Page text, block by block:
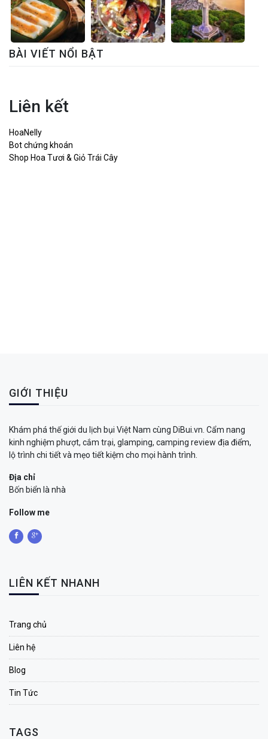
BÀI VIẾT NỔI BẬT
Liên kết
HoaNelly
Bot chứng khoán
Shop Hoa Tươi & Giỏ Trái Cây
GIỚI THIỆU
Khám phá thế giới du lịch bụi Việt Nam cùng DiBui.vn. Cẩm nang
kinh nghiệm phượt, cắm trại, glamping, camping review địa điểm,
lộ trình chi tiết và mẹo tiết kiệm cho mọi hành trình.
Địa chỉ
Bốn biển là nhà
Follow me
LIÊN KẾT NHANH
Trang chủ
Liên hệ
Blog
Tin Tức
TAGS